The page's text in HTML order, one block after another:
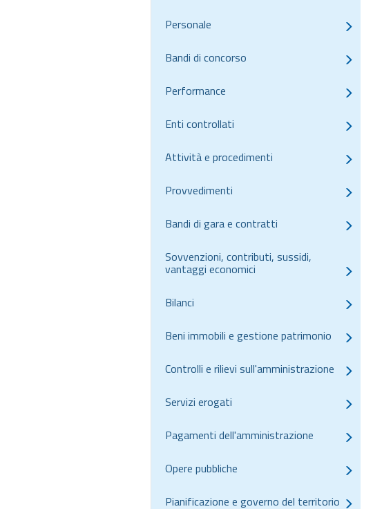
Personale
Bandi di concorso
Performance
Enti controllati
Attività e procedimenti
Provvedimenti
Bandi di gara e contratti
Sovvenzioni, contributi, sussidi,
vantaggi economici
Bilanci
Beni immobili e gestione patrimonio
Controlli e rilievi sull'amministrazione
Servizi erogati
Pagamenti dell'amministrazione
Opere pubbliche
Pianificazione e governo del territorio